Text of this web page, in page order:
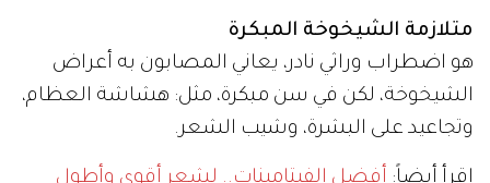
متلازمة الشيخوخة المبكرة
هو اضطراب وراثي نادر، يعاني المصابون به أعراض
الشيخوخة، لكن في سن مبكرة، مثل: هشاشة العظام،
وتجاعيد على البشرة، وشيب الشعر.